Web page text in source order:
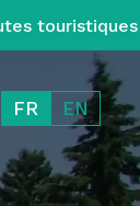
touristiques
FR EN